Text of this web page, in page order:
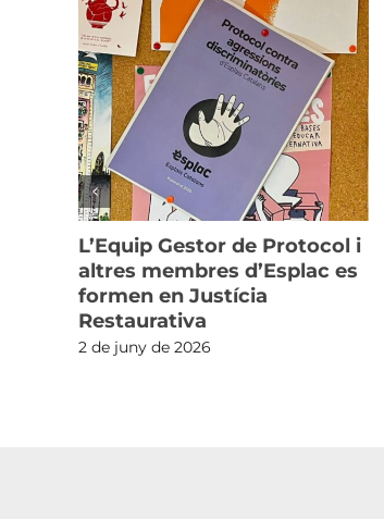
L’Equip Gestor de Protocol i
altres membres d’Esplac es
formen en Justícia
Restaurativa
2 de juny de 2026